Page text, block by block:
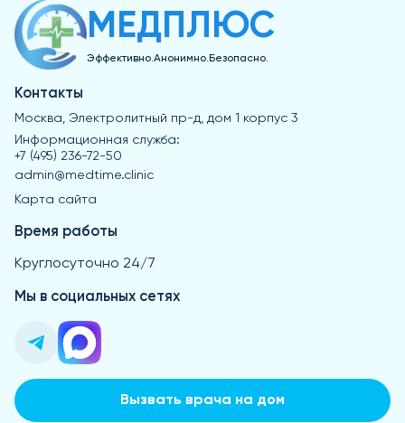
МЕДПЛЮС
Эффективно.Анонимно.Безопасно.
Контакты
Москва, Электролитный пр-д, дом 1 корпус 3
Информационная служба:
+7 (495) 236-72-50
admin@medtime.clinic
Карта сайта
Время работы
Круглосуточно 24/7
Мы в социальных сетях
Вызвать врача на дом